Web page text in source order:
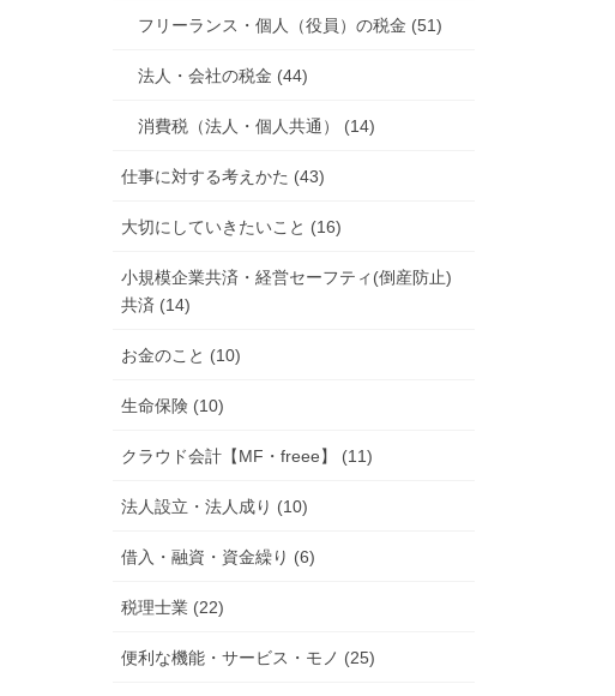
フリーランス・個人（役員）の税金 (51)
法人・会社の税金 (44)
消費税（法人・個人共通） (14)
仕事に対する考えかた (43)
大切にしていきたいこと (16)
小規模企業共済・経営セーフティ(倒産防止)
共済 (14)
お金のこと (10)
生命保険 (10)
クラウド会計【MF・freee】 (11)
法人設立・法人成り (10)
借入・融資・資金繰り (6)
税理士業 (22)
便利な機能・サービス・モノ (25)